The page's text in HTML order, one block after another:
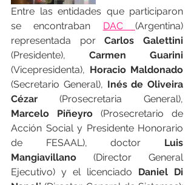
Entre las entidades que participaron
se encontraban DAC (Argentina)
representada por
(Presidente),
(Vicepresidenta), Horacio Maldonado
(Secretario General), Inés de Oliveira
Cézar
Marcelo Piñeyro (Prosecretario de
Acción Social y Presidente Honorario
de FESAAL), doctor Luis
Mangiavillano (Director General
Ejecutivo) y el licenciado Daniel Di